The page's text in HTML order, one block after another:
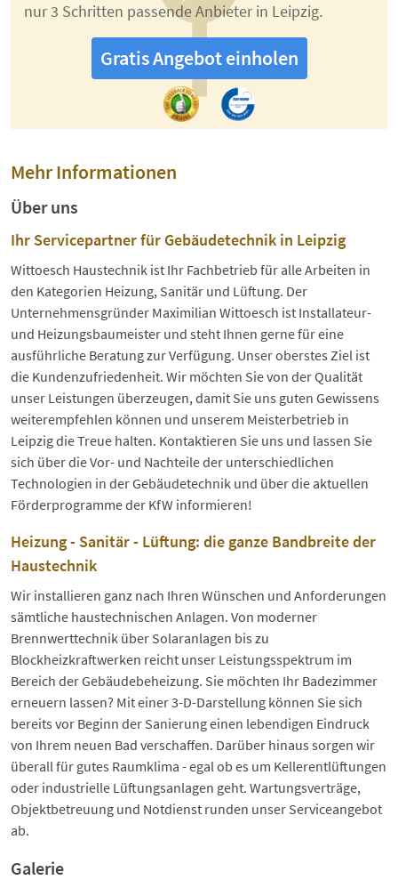
nur 3 Schritten passende Anbieter in Leipzig.
Gratis Angebot einholen
Mehr Informationen
Über uns
Ihr Servicepartner für Gebäudetechnik in Leipzig
Wittoesch Haustechnik ist Ihr Fachbetrieb für alle Arbeiten in
den Kategorien Heizung, Sanitär und Lüftung. Der
Unternehmensgründer Maximilian Wittoesch ist Installateur-
und Heizungsbaumeister und steht Ihnen gerne für eine
ausführliche Beratung zur Verfügung. Unser oberstes Ziel ist
die Kundenzufriedenheit. Wir möchten Sie von der Qualität
unser Leistungen überzeugen, damit Sie uns guten Gewissens
weiterempfehlen können und unserem Meisterbetrieb in
Leipzig die Treue halten. Kontaktieren Sie uns und lassen Sie
sich über die Vor- und Nachteile der unterschiedlichen
Technologien in der Gebäudetechnik und über die aktuellen
Förderprogramme der KfW informieren!
Heizung - Sanitär - Lüftung: die ganze Bandbreite der
Haustechnik
Wir installieren ganz nach Ihren Wünschen und Anforderungen
sämtliche haustechnischen Anlagen. Von moderner
Brennwerttechnik über Solaranlagen bis zu
Blockheizkraftwerken reicht unser Leistungsspektrum im
Bereich der Gebäudebeheizung. Sie möchten Ihr Badezimmer
erneuern lassen? Mit einer 3-D-Darstellung können Sie sich
bereits vor Beginn der Sanierung einen lebendigen Eindruck
von Ihrem neuen Bad verschaffen. Darüber hinaus sorgen wir
überall für gutes Raumklima - egal ob es um Kellerentlüftungen
oder industrielle Lüftungsanlagen geht. Wartungsverträge,
Objektbetreuung und Notdienst runden unser Serviceangebot
ab.
Galerie